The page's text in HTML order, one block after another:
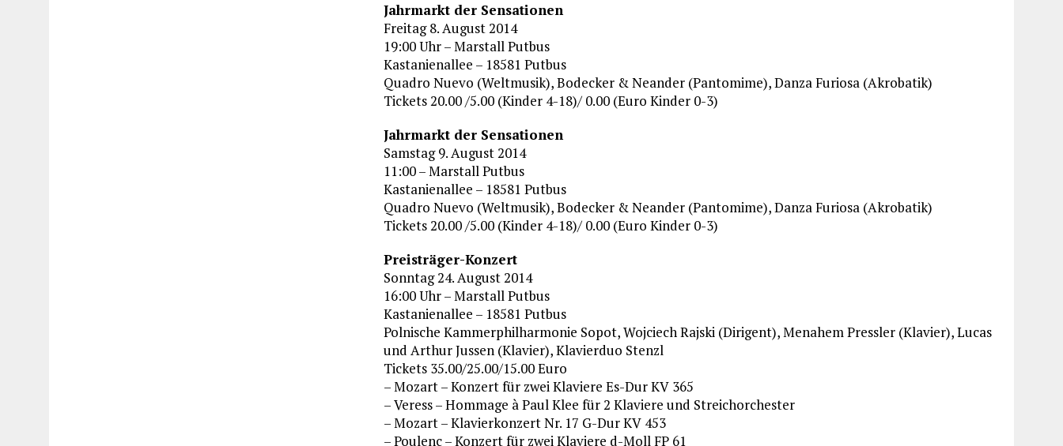
Jahrmarkt der Sensationen
Freitag 8. August 2014
19:00 Uhr – Marstall Putbus
Kastanienallee – 18581 Putbus
Quadro Nuevo (Weltmusik), Bodecker & Neander (Pantomime), Danza Furiosa (Akrobatik)
Tickets 20.00 /5.00 (Kinder 4-18)/ 0.00 (Euro Kinder 0-3)
Jahrmarkt der Sensationen
Samstag 9. August 2014
11:00 – Marstall Putbus
Kastanienallee – 18581 Putbus
Quadro Nuevo (Weltmusik), Bodecker & Neander (Pantomime), Danza Furiosa (Akrobatik)
Tickets 20.00 /5.00 (Kinder 4-18)/ 0.00 (Euro Kinder 0-3)
Preisträger-Konzert
Sonntag 24. August 2014
16:00 Uhr – Marstall Putbus
Kastanienallee – 18581 Putbus
Polnische Kammerphilharmonie Sopot, Wojciech Rajski (Dirigent), Menahem Pressler (Klavier), Lucas
und Arthur Jussen (Klavier), Klavierduo Stenzl
Tickets 35.00/25.00/15.00 Euro
– Mozart – Konzert für zwei Klaviere Es-Dur KV 365
– Veress – Hommage à Paul Klee für 2 Klaviere und Streichorchester
– Mozart – Klavierkonzert Nr. 17 G-Dur KV 453
– Poulenc – Konzert für zwei Klaviere d-Moll FP 61